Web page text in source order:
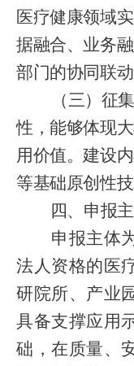
医疗健康领域
据融合、业务
部门的协同联动
（三）征
性，能够体现
用价值。建设
等基础原创性技
四、申报
申报主体
法人资格的医
研院所、产业
具备支撑应用
础，在质量、